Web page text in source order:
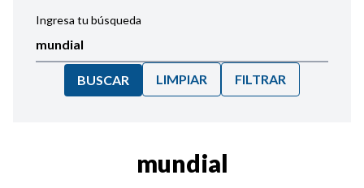
Ingresa tu búsqueda
BUSCAR LIMPIAR FILTRAR
mundial